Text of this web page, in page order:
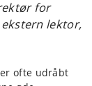
for
lektor,
ofte udråbt